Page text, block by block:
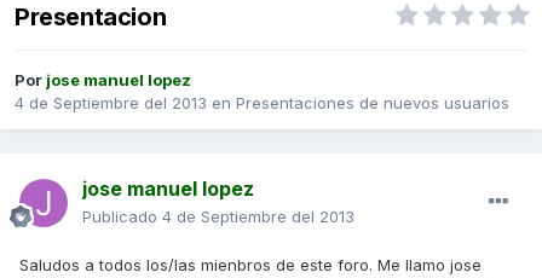
Presentacion
Por jose manuel lopez
4 de Septiembre del 2013 en Presentaciones de nuevos usuarios
jose manuel lopez
Publicado 4 de Septiembre del 2013
Saludos a todos los/las mienbros de este foro. Me llamo jose